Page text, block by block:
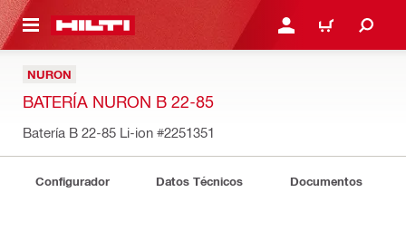
PRINCIPAL INICIE SESIÓN O
CARRITO
NURON
BATERÍA NURON B 22-85
Batería B 22-85 Li-ion #2251351
Configurador Datos Técnicos Documentos